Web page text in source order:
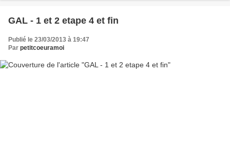
GAL - 1 et 2 etape 4 et fin
Publié le 23/03/2013 à 19:47
Par petitcoeuramoi